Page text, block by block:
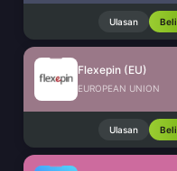
Ulasan Beli
Flexepin (EU)
EUROPEAN UNION
Ulasan Beli